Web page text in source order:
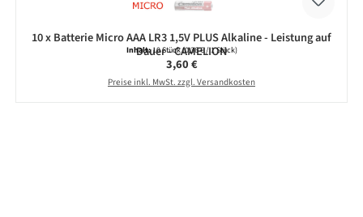
10 x Batterie Micro AAA LR3 1,5V PLUS Alkaline - Leistung auf
Dauer - CAMELION
Inhalt:10 Stück(0,36 € / 1 Stück)
Regulärer Preis:
3,60 €
Preise inkl. MwSt. zzgl. Versandkosten